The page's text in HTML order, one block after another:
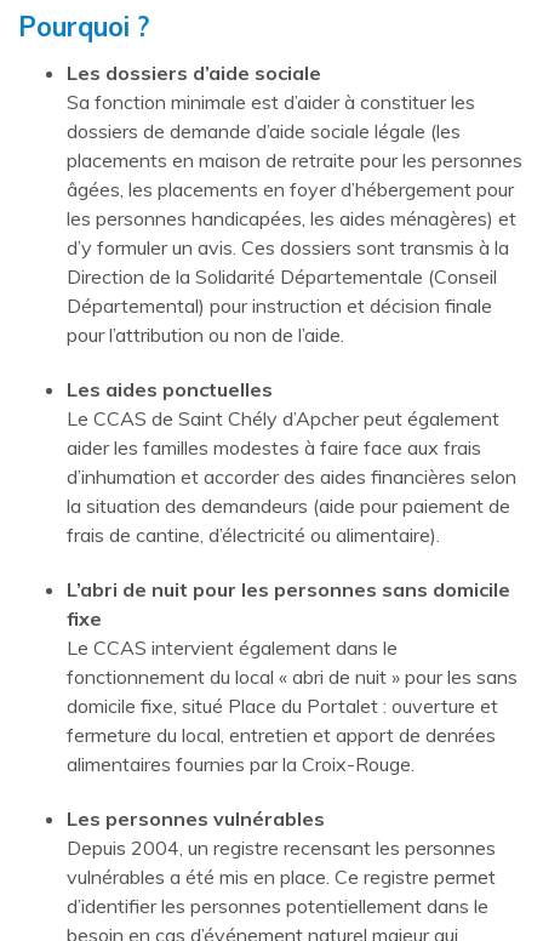
Pourquoi ?
Les dossiers d’aide sociale
Sa fonction minimale est d’aider à constituer les
dossiers de demande d’aide sociale légale (les
placements en maison de retraite pour les personnes
âgées, les placements en foyer d’hébergement pour
les personnes handicapées, les aides ménagères) et
d’y formuler un avis. Ces dossiers sont transmis à la
Direction de la Solidarité Départementale (Conseil
Départemental) pour instruction et décision finale
pour l’attribution ou non de l’aide.
Les aides ponctuelles
Le CCAS de Saint Chély d’Apcher peut également
aider les familles modestes à faire face aux frais
d’inhumation et accorder des aides financières selon
la situation des demandeurs (aide pour paiement de
frais de cantine, d’électricité ou alimentaire).
L’abri de nuit pour les personnes sans domicile
fixe
Le CCAS intervient également dans le
fonctionnement du local « abri de nuit » pour les sans
domicile fixe, situé Place du Portalet : ouverture et
fermeture du local, entretien et apport de denrées
alimentaires fournies par la Croix-Rouge.
Les personnes vulnérables
Depuis 2004, un registre recensant les personnes
vulnérables a été mis en place. Ce registre permet
d’identifier les personnes potentiellement dans le
besoin en cas d’événement naturel majeur qui